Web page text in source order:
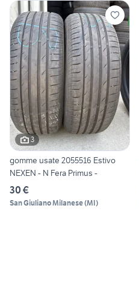
3
gomme usate 2055516 Estivo
NEXEN - N Fera Primus -
30 €
San Giuliano Milanese(MI)